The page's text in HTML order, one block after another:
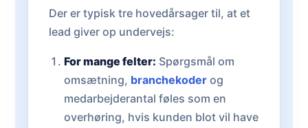
Der er typisk tre hovedårsager til, at et
lead giver op undervejs:
For mange felter: Spørgsmål om
omsætning, branchekoderog
medarbejderantal føles som en
overhøring, hvis kunden blot vil have